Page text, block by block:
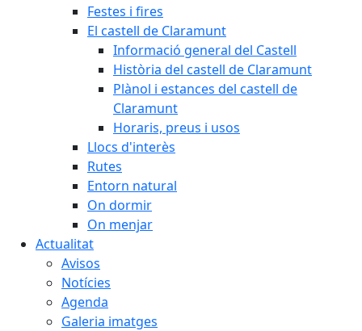
Festes i fires
El castell de Claramunt
Informació general del Castell
Història del castell de Claramunt
Plànol i estances del castell de
Claramunt
Horaris, preus i usos
Llocs d'interès
Rutes
Entorn natural
On dormir
On menjar
Actualitat
Avisos
Notícies
Agenda
Galeria imatges